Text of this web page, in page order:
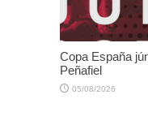
Copa España
Peñafiel
05/08/2026